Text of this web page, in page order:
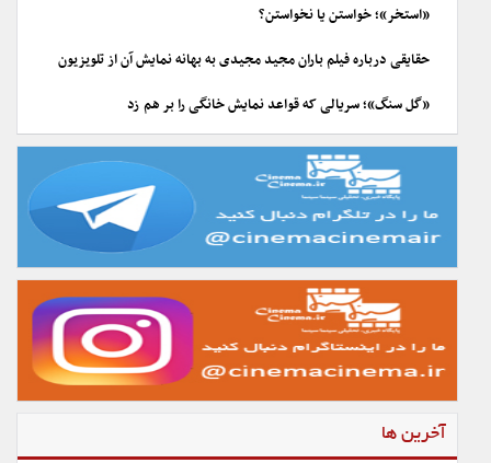
«استخر»؛ خواستن یا نخواستن؟
حقایقی درباره فیلم باران مجید مجیدی به بهانه نمایش آن از تلویزیون
«گل سنگ»؛ سریالی که قواعد نمایش خانگی را بر هم زد
آخرین ها